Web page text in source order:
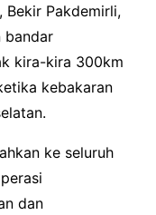
Bekir Pakdemirli,
bandar
kira-kira 300km
kebakaran
ke seluruh
dan